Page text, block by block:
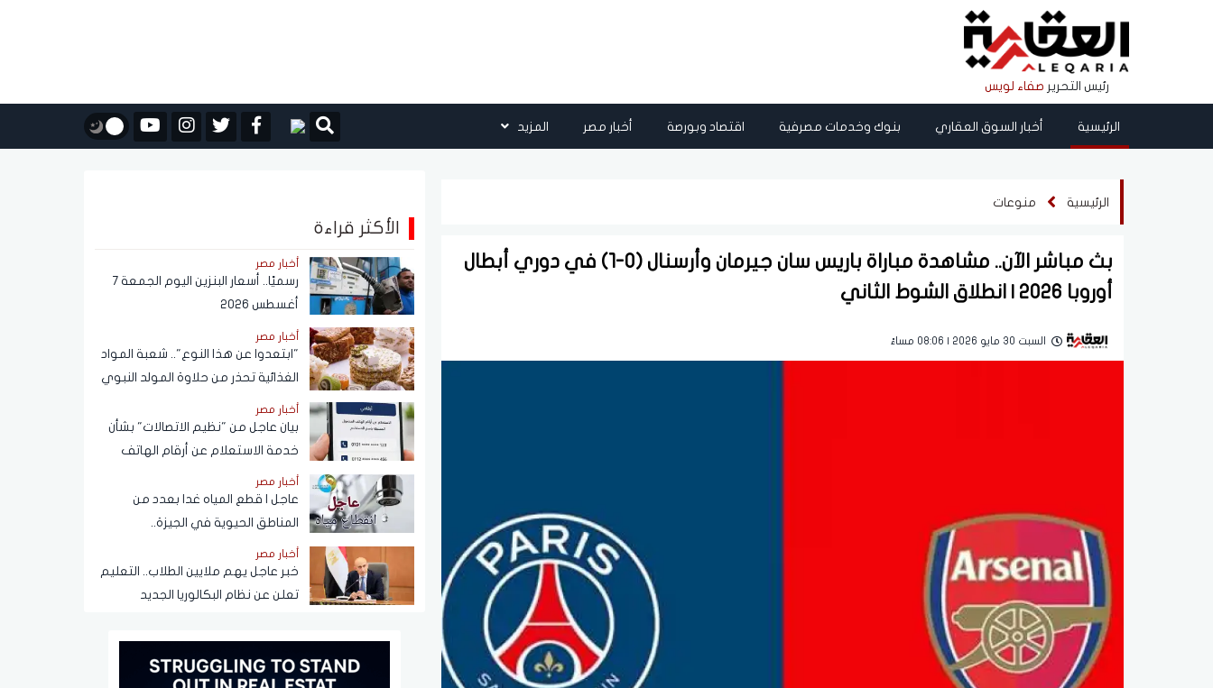
رئيس التحرير صفاء لويس
الرئيسية أخبار السوق العقاري بنوك وخدمات مصرفية اقتصاد وبورصة أخبار مصر المزيد
الرئيسية منوعات
بث مباشر الآن.. مشاهدة مباراة باريس سان جيرمان وأرسنال (0-1) في دوري أبطال
أوروبا 2026 | انطلاق الشوط الثاني
السبت 30 مايو 2026 | 08:06 مساءً
الأكثر قراءة
أخبار مصر
رسميًا.. أسعار البنزين اليوم الجمعة 7
أغسطس 2026
أخبار مصر
"ابتعدوا عن هذا النوع".. شعبة المواد
الغذائية تحذر من حلاوة المولد النبوي
أخبار مصر
بيان عاجل من "نظيم الاتصالات" بشأن
خدمة الاستعلام عن أرقام الهاتف
المحمول المسجلة باسم المستخدم
عبر تطبيق My NTRA
أخبار مصر
عاجل | قطع المياه غدا بعدد من
المناطق الحيوية في الجيزة..
ومناشدات للمواطنين بتدبير
احتياجاتهم
أخبار مصر
خبر عاجل يهم ملايين الطلاب.. التعليم
تعلن عن نظام البكالوريا الجديد